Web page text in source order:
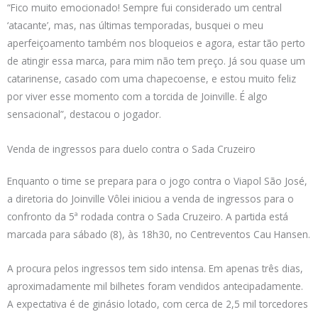
“Fico muito emocionado! Sempre fui considerado um central
‘atacante’, mas, nas últimas temporadas, busquei o meu
aperfeiçoamento também nos bloqueios e agora, estar tão perto
de atingir essa marca, para mim não tem preço. Já sou quase um
catarinense, casado com uma chapecoense, e estou muito feliz
por viver esse momento com a torcida de Joinville. É algo
sensacional”, destacou o jogador.
Venda de ingressos para duelo contra o Sada Cruzeiro
Enquanto o time se prepara para o jogo contra o Viapol São José,
a diretoria do Joinville Vôlei iniciou a venda de ingressos para o
confronto da 5ª rodada contra o Sada Cruzeiro. A partida está
marcada para sábado (8), às 18h30, no Centreventos Cau Hansen.
A procura pelos ingressos tem sido intensa. Em apenas três dias,
aproximadamente mil bilhetes foram vendidos antecipadamente.
A expectativa é de ginásio lotado, com cerca de 2,5 mil torcedores